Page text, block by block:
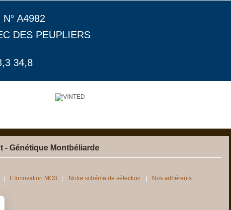
A4982
DES PEUPLIERS
34,8
- Génétique Montbéliarde
L'innovation MO3 Notre schéma de sélection Nos adhérents